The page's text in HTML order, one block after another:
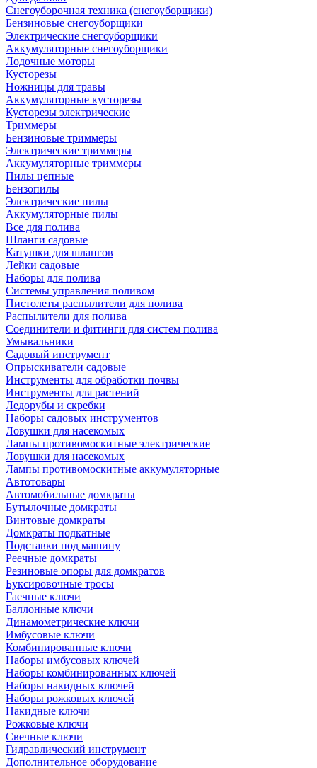
Снегоуборочная техника (снегоуборщики)
Бензиновые снегоуборщики
Электрические снегоуборщики
Аккумуляторные снегоуборщики
Лодочные моторы
Кусторезы
Ножницы для травы
Аккумуляторные кусторезы
Кусторезы электрические
Триммеры
Бензиновые триммеры
Электрические триммеры
Аккумуляторные триммеры
Пилы цепные
Бензопилы
Электрические пилы
Аккумуляторные пилы
Все для полива
Шланги садовые
Катушки для шлангов
Лейки садовые
Наборы для полива
Системы управления поливом
Пистолеты распылители для полива
Распылители для полива
Соединители и фитинги для систем полива
Умывальники
Садовый инструмент
Опрыскиватели садовые
Инструменты для обработки почвы
Инструменты для растений
Ледорубы и скребки
Наборы садовых инструментов
Ловушки для насекомых
Лампы противомоскитные электрические
Ловушки для насекомых
Лампы противомоскитные аккумуляторные
Автотовары
Автомобильные домкраты
Бутылочные домкраты
Винтовые домкраты
Домкраты подкатные
Подставки под машину
Реечные домкраты
Резиновые опоры для домкратов
Буксировочные тросы
Гаечные ключи
Баллонные ключи
Динамометрические ключи
Имбусовые ключи
Комбинированные ключи
Наборы имбусовых ключей
Наборы комбинированных ключей
Наборы накидных ключей
Наборы рожковых ключей
Накидные ключи
Рожковые ключи
Свечные ключи
Гидравлический инструмент
Дополнительное оборудование